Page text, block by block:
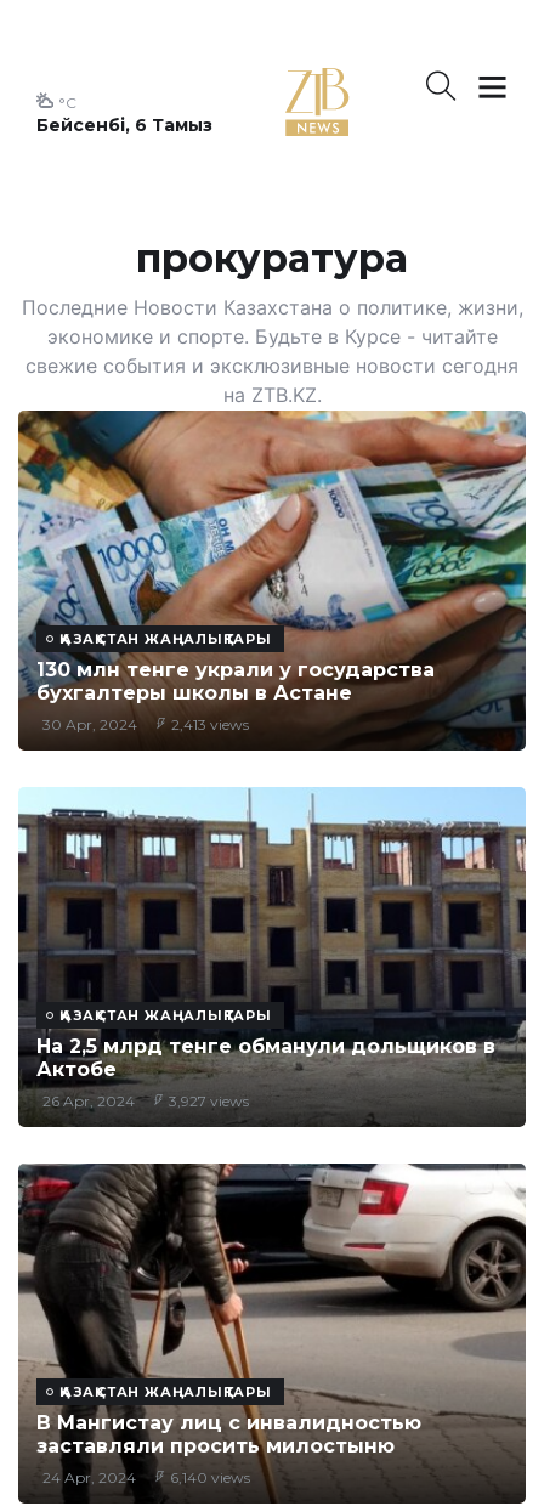
Бейсенбі, 6 Тамыз
°C
прокуратура
Последние Новости Казахстана о политике, жизни,
экономике и спорте. Будьте в Курсе - читайте
свежие события и эксклюзивные новости сегодня
на ZTB.KZ.
ҚАЗАҚСТАН ЖАҢАЛЫҚТАРЫ
130 млн тенге украли у государства
бухгалтеры школы в Астане
30 Apr, 2024 2,413 views
ҚАЗАҚСТАН ЖАҢАЛЫҚТАРЫ
На 2,5 млрд тенге обманули дольщиков в
Актобе
26 Apr, 2024 3,927 views
ҚАЗАҚСТАН ЖАҢАЛЫҚТАРЫ
В Мангистау лиц с инвалидностью
заставляли просить милостыню
24 Apr, 2024 6,140 views